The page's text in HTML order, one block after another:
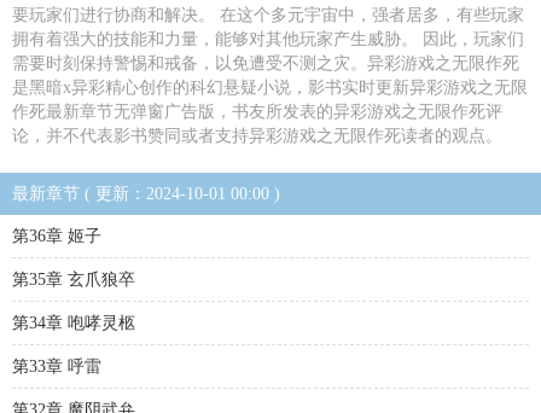
要玩家们进行协商和解决。 在这个多元宇宙中，强者居多，有些玩家
拥有着强大的技能和力量，能够对其他玩家产生威胁。 因此，玩家们
需要时刻保持警惕和戒备，以免遭受不测之灾。异彩游戏之无限作死
是黑暗x异彩精心创作的科幻悬疑小说，影书实时更新异彩游戏之无限
作死最新章节无弹窗广告版，书友所发表的异彩游戏之无限作死评
论，并不代表影书赞同或者支持异彩游戏之无限作死读者的观点。
最新章节 ( 更新：2024-10-01 00:00 )
第36章 姬子
第35章 玄爪狼卒
第34章 咆哮灵柩
第33章 呼雷